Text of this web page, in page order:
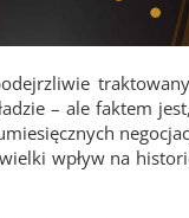
– ale faktem
wpływ na